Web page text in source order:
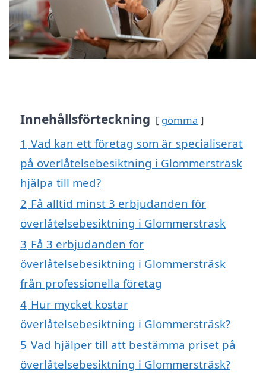
Innehållsförteckning gömma
1 Vad kan ett företag som är specialiserat
på överlåtelsebesiktning i Glommersträsk
hjälpa till med?
2 Få alltid minst 3 erbjudanden för
överlåtelsebesiktning i Glommersträsk
3 Få 3 erbjudanden för
överlåtelsebesiktning i Glommersträsk
från professionella företag
4 Hur mycket kostar
överlåtelsebesiktning i Glommersträsk?
5 Vad hjälper till att bestämma priset på
överlåtelsebesiktning i Glommersträsk?